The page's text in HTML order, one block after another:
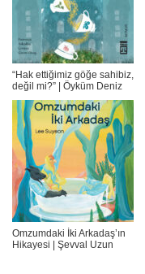
“Hak ettiğimiz göğe sahibiz,
değil mi?” | Öyküm Deniz
Omzumdaki İki Arkadaş’ın
Hikayesi | Şevval Uzun